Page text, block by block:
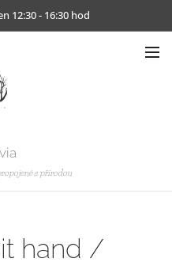
12:30 - 16:30 hod
s přírodou
hand /